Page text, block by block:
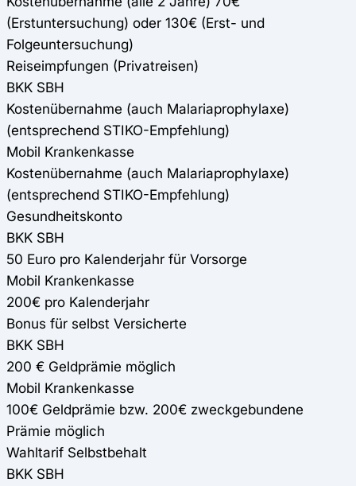
(Erstuntersuchung) oder 130€ (Erst- und
Folgeuntersuchung)
Reiseimpfungen (Privatreisen)
BKK SBH
Kostenübernahme (auch Malariaprophylaxe)
(entsprechend STIKO-Empfehlung)
Mobil Krankenkasse
Kostenübernahme (auch Malariaprophylaxe)
(entsprechend STIKO-Empfehlung)
Gesundheitskonto
BKK SBH
50 Euro pro Kalenderjahr für Vorsorge
Mobil Krankenkasse
200€ pro Kalenderjahr
Bonus für selbst Versicherte
BKK SBH
200 € Geldprämie möglich
Mobil Krankenkasse
100€ Geldprämie bzw. 200€ zweckgebundene
Prämie möglich
Wahltarif Selbstbehalt
BKK SBH